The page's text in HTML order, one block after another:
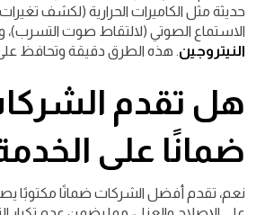
حديثة مثل الكاميرات الحرارية (لكشف تغيرات
الاستماع الصوتي (لالتقاط صوت التسرب)،
النيتروجين. هذه الطرق دقيقة وتحافظ على
هل تقدم
ضمانًا على